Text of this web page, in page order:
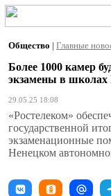
Общество | Главные
Более 1000 камер
экзамены в
29.05.25 18:08
«Ростелеком»
государственной
экзаменационные
Ненецком